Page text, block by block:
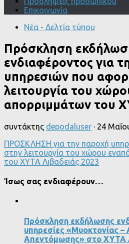
Επικοινωνία
Νέα - Δελτία τύπου
Πρόσκληση
ενδιαφέροντος για
υπηρεσιών που
λειτουργία του
απορριμμάτων του
συντάκτης depodaluser · 24
ΠΡΟΣΚΛΗΣΗ για την παροχή
στην λειτουργία του χώρου
του ΧΥΤΑ Λιβαδειάς 2023
Ίσως σας ενδιαφέρουν…
Πρόσκληση εκδήλωσης
υπηρεσίες «Μυοκτονίας –
Απεντόμωσης» στο ΧΥΤΑ